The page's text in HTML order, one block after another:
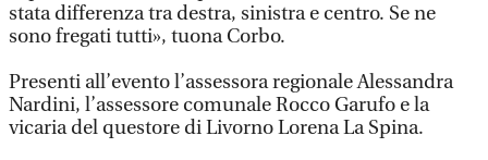
stata differenza tra destra, sinistra e centro. Se ne
sono fregati tutti», tuona Corbo.
Presenti all’evento l’assessora regionale Alessandra
Nardini, l’assessore comunale Rocco Garufo e la
vicaria del questore di Livorno Lorena La Spina.